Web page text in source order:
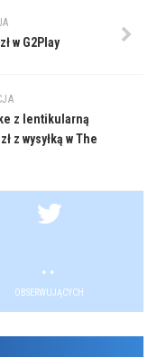
w G2Play
z lentikularną
z wysyłką w The
..
OBSERWUJĄCYCH